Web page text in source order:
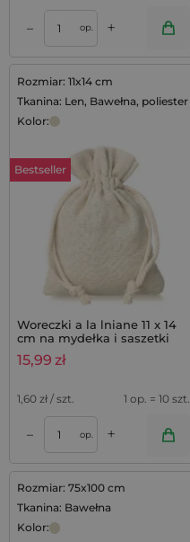
– op. +
Rozmiar: 11x14 cm
Tkanina: Len, Bawełna, poliester
Kolor:
Bestseller
Woreczki a la lniane 11 x 14
cm na mydełka i saszetki
lawendowe - 10 szt.
15,99 zł
1,60 zł / szt. 1 op. = 10 szt.
– op. +
Rozmiar: 75x100 cm
Tkanina: Bawełna
Kolor: